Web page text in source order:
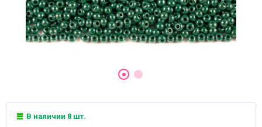
В наличии 8 шт.